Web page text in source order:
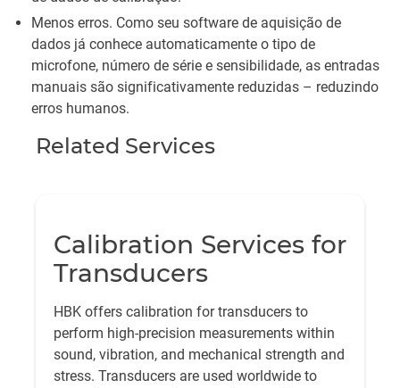
Menos erros. Como seu software de aquisição de
dados já conhece automaticamente o tipo de
microfone, número de série e sensibilidade, as entradas
manuais são significativamente reduzidas – reduzindo
erros humanos.
Related Services
Calibration Services for
Transducers
HBK offers calibration for transducers to
perform high-precision measurements within
sound, vibration, and mechanical strength and
stress. Transducers are used worldwide to